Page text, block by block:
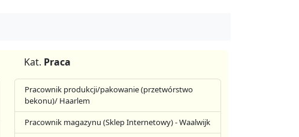
Kat. Praca
Pracownik produkcji/pakowanie (przetwórstwo
bekonu)/ Haarlem
Pracownik magazynu (Sklep Internetowy) - Waalwijk